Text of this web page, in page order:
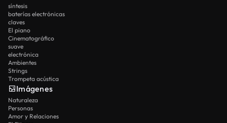
síntesis
baterías electrónicas
claves
El piano
Cinematográfico
suave
electrónica
Ambientes
Strings
Trompeta acústica
Imágenes
Naturaleza
Personas
Amor y Relaciones